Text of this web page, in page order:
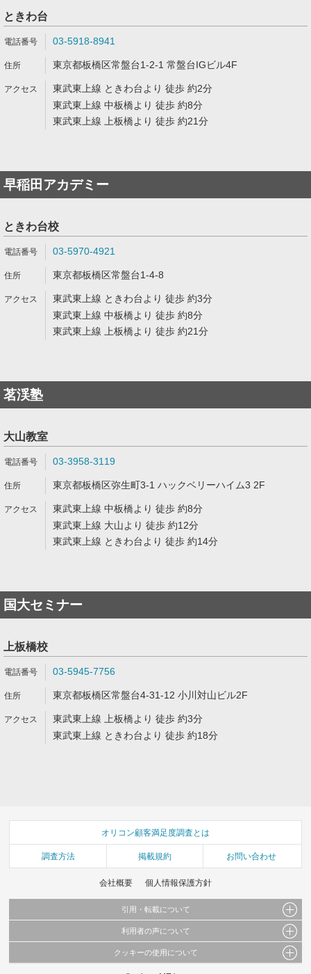
ときわ台
03-5918-8941
東京都板橋区常盤台1-2-1 常盤台IGビル4F
東武東上線 ときわ台より 徒歩 約2分
東武東上線 中板橋より 徒歩 約8分
東武東上線 上板橋より 徒歩 約21分
早稲田アカデミー
ときわ台校
03-5970-4921
東京都板橋区常盤台1-4-8
東武東上線 ときわ台より 徒歩 約3分
東武東上線 中板橋より 徒歩 約8分
東武東上線 上板橋より 徒歩 約21分
茗渓塾
大山教室
03-3958-3119
東京都板橋区弥生町3-1 ハックベリーハイム3 2F
東武東上線 中板橋より 徒歩 約8分
東武東上線 大山より 徒歩 約12分
東武東上線 ときわ台より 徒歩 約14分
国大セミナー
上板橋校
03-5945-7756
東京都板橋区常盤台4-31-12 小川対山ビル2F
東武東上線 上板橋より 徒歩 約3分
東武東上線 ときわ台より 徒歩 約18分
オリコン顧客満足度調査とは
調査方法 掲載規約 お問い合わせ
会社概要 個人情報保護方針
引用・転載について
当サイトで公開されている情報（文字、写真、イラスト、画像データ等）及びこれらの配
これらの情報を権利者の許可なく無断転載・複製などの二次利用を行うことは固く禁じて
利用者の声について
当サイトに掲載している内容はすべてサービスの利用者が提出された見解・感想です。
クッキーの使用について